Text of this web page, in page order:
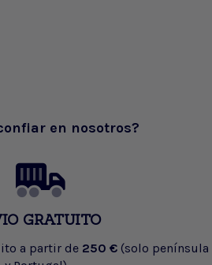
en nosotros?
GRATUITO
a partir de 250 € (solo península